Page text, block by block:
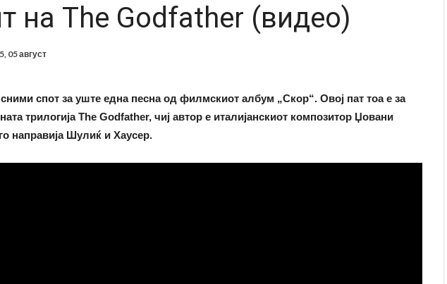
на The Godfather (видео)
05 август
спот за уште една песна од филмскиот албум „Скор“. Овој пат тоа е за
трилогија The Godfather, чиј автор е италијанскиот композитор Џовани
направија Шулиќ и Хаусер.